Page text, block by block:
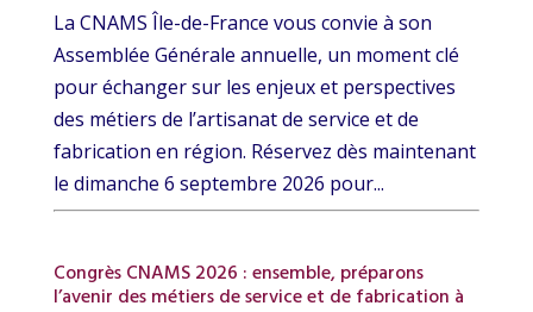
La CNAMS Île-de-France vous convie à son
Assemblée Générale annuelle, un moment clé
pour échanger sur les enjeux et perspectives
des métiers de l’artisanat de service et de
fabrication en région. Réservez dès maintenant
le dimanche 6 septembre 2026 pour...
Congrès CNAMS 2026 : ensemble, préparons
l’avenir des métiers de service et de fabrication à